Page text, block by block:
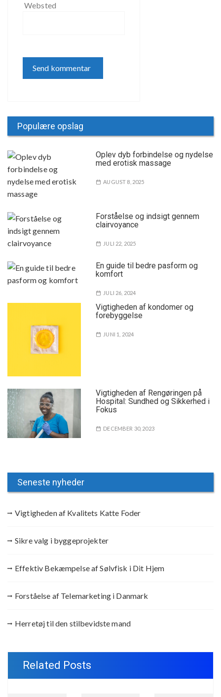
Websted
Populære opslag
Oplev dyb forbindelse og nydelse
med erotisk massage
AUGUST 8, 2025
Forståelse og indsigt gennem
clairvoyance
JULI 22, 2025
En guide til bedre pasform og
komfort
JULI 26, 2024
Vigtigheden af kondomer og
forebyggelse
JUNI 1, 2024
Vigtigheden af Rengøringen på
Hospital: Sundhed og Sikkerhed i
Fokus
DECEMBER 30, 2023
Seneste nyheder
Vigtigheden af Kvalitets Katte Foder
Sikre valg i byggeprojekter
Effektiv Bekæmpelse af Sølvfisk i Dit Hjem
Forståelse af Telemarketing i Danmark
Herretøj til den stilbevidste mand
Related Posts